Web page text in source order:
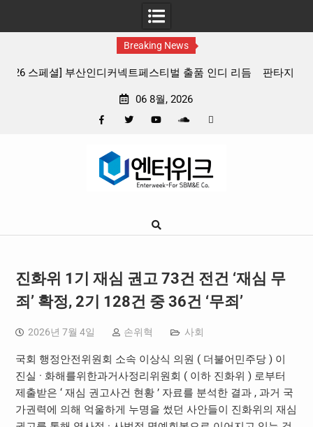
Breaking News
판타지 케이팝 애니메이션 ‘고스트밴드’ 8월 26일(수) 개봉
06 8월, 2026
Google
진화위 1기 재심 권고 73건 전건 ‘재심 무
죄’ 확정, 2기 128건 중 36건 ‘무죄’
2026년 7월 4일 손위혁 사회
국회 행정안전위원회 소속 이상식 의원 ( 더불어민주당 ) 이
진실 · 화해를위한과거사정리위원회 ( 이하 진화위 ) 로부터
제출받은 ‘ 재심 권고사건 현황 ’ 자료를 분석한 결과 , 과거 국
가권력에 의해 억울하게 누명을 썼던 사안들이 진화위의 재심